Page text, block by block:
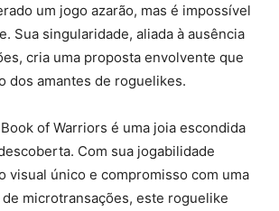
um jogo azarão, mas é impossível
Sua singularidade, aliada à ausência
cria uma proposta envolvente que
dos amantes de roguelikes.
of Warriors é uma joia escondida
Com sua jogabilidade
visual único e compromisso com uma
microtransações, este roguelike